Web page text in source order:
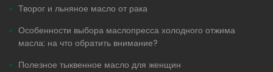
Творог и льняное масло от рака
Особенности выбора маслопресса холодного отжима
масла: на что обратить внимание?
Полезное тыквенное масло для женщин